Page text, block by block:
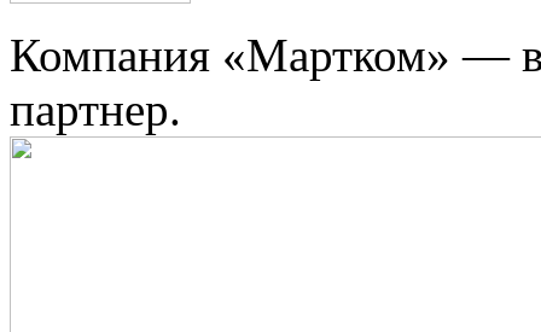
Компания «Мартком» —
партнер.